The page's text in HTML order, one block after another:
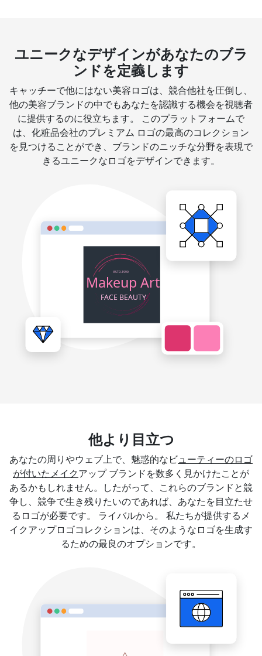
ユニークなデザインがあなたのブラ
ンドを定義します
キャッチーで他にはない美容ロゴは、競合他社を圧倒し、
他の美容ブランドの中でもあなたを認識する機会を視聴者
に提供するのに役立ちます。 このプラットフォームで
は、化粧品会社のプレミアム ロゴの最高のコレクション
を見つけることができ、ブランドのニッチな分野を表現で
きるユニークなロゴをデザインできます。
他より目立つ
あなたの周りやウェブ上で、魅惑的なビ ューティーのロゴ
が付いたメイク アップ ブランドを数多く見かけたことが
あるかもしれません。したがって、これらのブランドと競
争し、競争で生き残りたいのであれば、あなたを目立たせ
るロゴが必要です。 ライバルから。 私たちが提供するメ
イクアップロゴコレクションは、そのようなロゴを生成す
るための最良のオプションです。